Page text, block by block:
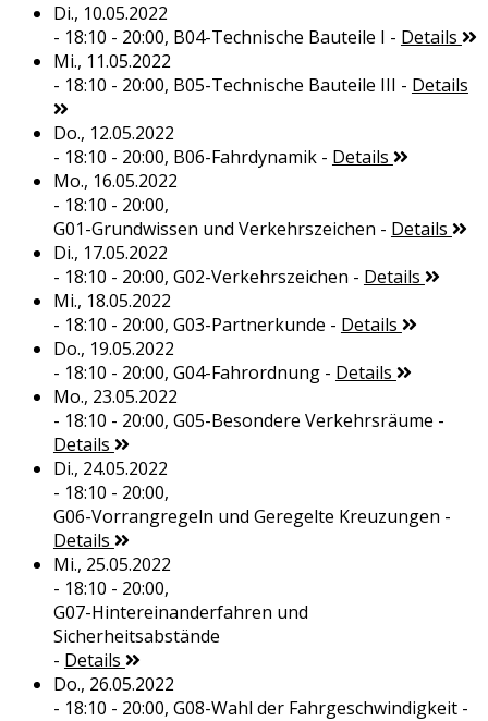
Di., 10.05.2022
- 18:10 - 20:00, B04-Technische Bauteile I - Details
Mi., 11.05.2022
- 18:10 - 20:00, B05-Technische Bauteile III - Details
Do., 12.05.2022
- 18:10 - 20:00, B06-Fahrdynamik- Details
Mo., 16.05.2022
- 18:10 - 20:00,
G01-Grundwissen und Verkehrszeichen - Details
Di., 17.05.2022
- 18:10 - 20:00, G02-Verkehrszeichen - Details
Mi., 18.05.2022
- 18:10 - 20:00, G03-Partnerkunde - Details
Do., 19.05.2022
- 18:10 - 20:00, G04-Fahrordnung- Details
Mo., 23.05.2022
- 18:10 - 20:00, G05-Besondere Verkehrsräume -
Details
Di., 24.05.2022
- 18:10 - 20:00,
G06-Vorrangregeln und Geregelte Kreuzungen -
Details
Mi., 25.05.2022
- 18:10 - 20:00,
G07-Hintereinanderfahren und
Sicherheitsabstände
- Details
Do., 26.05.2022
- 18:10 - 20:00, G08-Wahl der Fahrgeschwindigkeit-